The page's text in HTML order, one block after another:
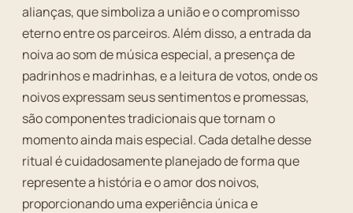
alianças, que simboliza a união e o compromisso
eterno entre os parceiros. Além disso, a entrada da
noiva ao som de música especial, a presença de
padrinhos e madrinhas, e a leitura de votos, onde os
noivos expressam seus sentimentos e promessas,
são componentes tradicionais que tornam o
momento ainda mais especial. Cada detalhe desse
ritual é cuidadosamente planejado de forma que
represente a história e o amor dos noivos,
proporcionando uma experiência única e